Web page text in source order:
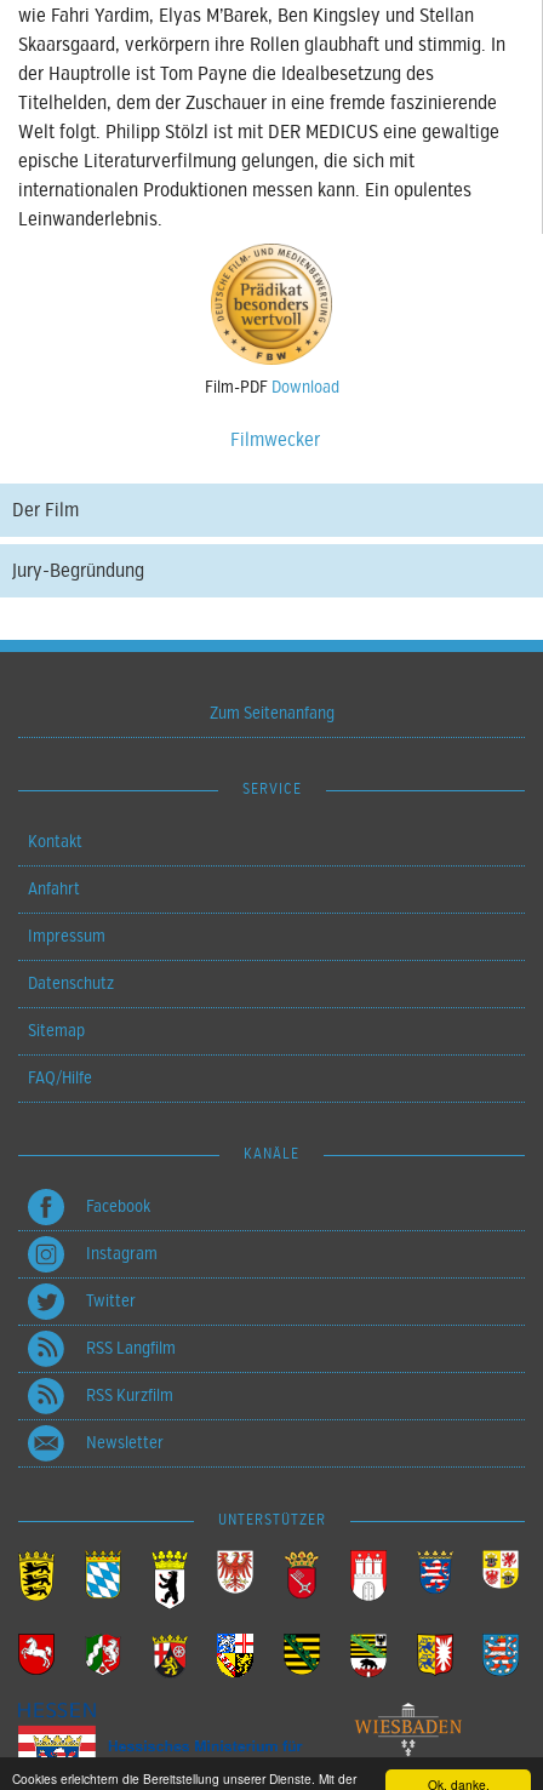
Ok, danke.
Cookies erleichtern die Bereitstellung unserer Dienste. Mit der
wie Fahri Yardim, Elyas M’Barek, Ben Kingsley und Stellan
Skaarsgaard, verkörpern ihre Rollen glaubhaft und stimmig. In
der Hauptrolle ist Tom Payne die Idealbesetzung des
Titelhelden, dem der Zuschauer in eine fremde faszinierende
Welt folgt. Philipp Stölzl ist mit DER MEDICUS eine gewaltige
epische Literaturverfilmung gelungen, die sich mit
internationalen Produktionen messen kann. Ein opulentes
Leinwanderlebnis.
Film-PDF Download
Filmwecker
Der Film
Jury-Begründung
Zum Seitenanfang
SERVICE
Kontakt
Anfahrt
Impressum
Datenschutz
Sitemap
FAQ/Hilfe
KANÄLE
Facebook
Instagram
Twitter
RSS Langfilm
RSS Kurzfilm
Newsletter
UNTERSTÜTZER